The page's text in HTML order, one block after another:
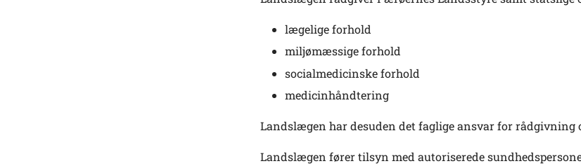
lægelige forhold
miljømæssige forhold
socialmedicinske forhold
medicinhåndtering
Landslægen har desuden det faglige ansvar for rådgivning
Landslægen fører tilsyn med autoriserede